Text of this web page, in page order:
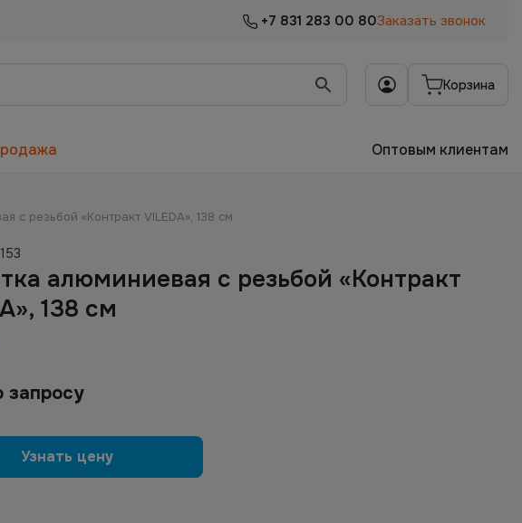
+7 831 283 00 80Заказать звонок
Корзина
Оптовым клиентам
с резьбой «Контракт VILEDA», 138 см
алюминиевая с резьбой «Контракт
138 см
запросу
Узнать цену